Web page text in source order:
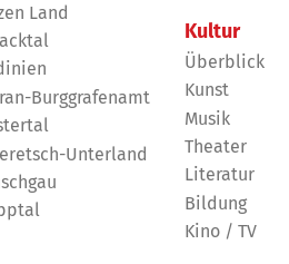
Land
Burggrafenamt
Unterland
Kultur
Überblick
Kunst
Musik
Theater
Literatur
Bildung
Kino / TV